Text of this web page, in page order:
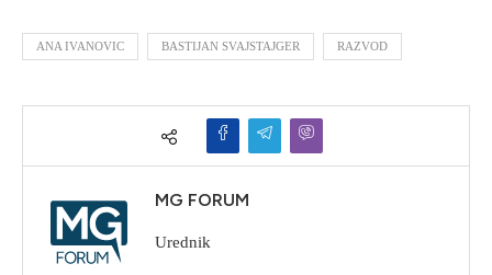
ANA IVANOVIC BASTIJAN SVAJSTAJGER RAZVOD
MG FORUM
Urednik